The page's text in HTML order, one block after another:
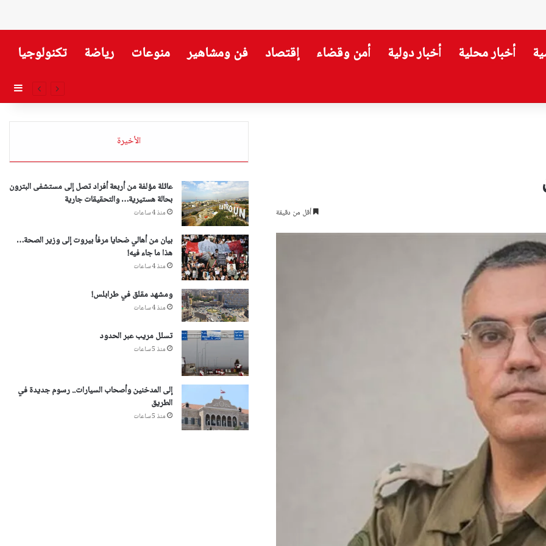
أخبار محلية أخبار دولية أمن وقضاء إقتصاد فن ومشاهير منوعات رياضة تكنولوجيا
أقل من دقيقة
الأخيرة
عائلة مؤلفة من أربعة أفراد تصل إلى مستشفى البترون
بحالة هستيرية… والتحقيقات جارية
منذ 4 ساعات
بيان من أهالي ضحايا مرفأ بيروت إلى وزير الصحة…
هذا ما جاء فيه!
منذ 4 ساعات
ومشهد مقلق في طرابلس!
منذ 4 ساعات
تسلل مريب عبر الحدود
منذ 5 ساعات
إلى المدخنين وأصحاب السيارات.. رسوم جديدة في
الطريق
منذ 5 ساعات